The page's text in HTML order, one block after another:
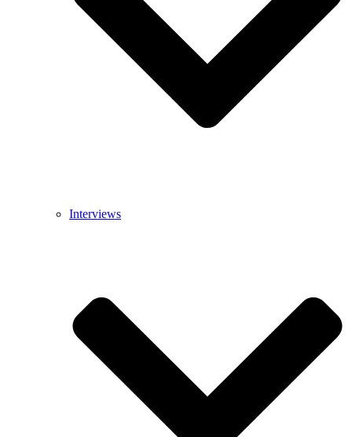
Interviews